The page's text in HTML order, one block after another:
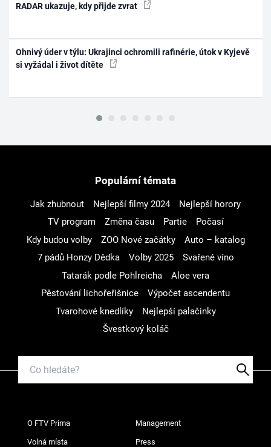
RADAR ukazuje, kdy přijde zvrat
Ohnivý úder v týlu: Ukrajinci ochromili rafinérie, útok v Kyjevě
si vyžádal i život dítěte
Populární témata
Jak zhubnout Nejlepší filmy 2024
Nejlepší horory
TV program
Změna času Partie
Počasí
Kdy budou volby
ZOO Nové začátky
Auto – katalog
7 pádů Honzy Dědka
Volby 2025
Svařené víno
Tatarák podle Pohlreicha
Aloe vera
Pěstování lichořeřišnice
Výpočet ascendentu
Tvarohové knedlíky
Nejlepší palačinky
Švestkový koláč
O FTV Prima Management
Volná místa Press